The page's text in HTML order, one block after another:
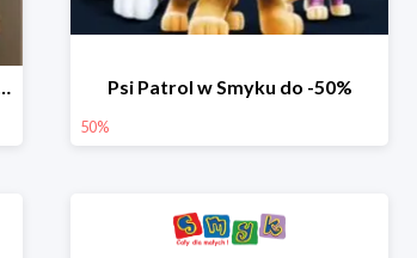
Piżamy i szlafroki dla dorosłych w Smyku do -30% Psi Patrol w Smyku do -50%
50%